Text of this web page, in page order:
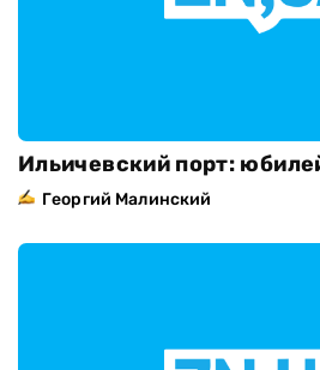
Ильичевский порт:
Георгий Малинский